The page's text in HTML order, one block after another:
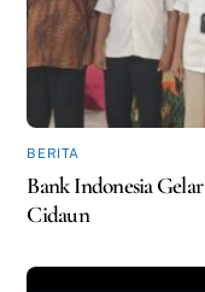
BERITA
Bank Indonesia
Cidaun